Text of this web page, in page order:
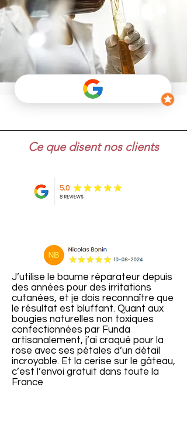
Ce que disent nos clients
J’utilise le baume réparateur depuis
des années pour des irritations
cutanées, et je dois reconnaître que
le résultat est bluffant. Quant aux
bougies naturelles non toxiques
confectionnées par Funda
artisanalement, j’ai craqué pour la
rose avec ses pétales d’un détail
incroyable. Et la cerise sur le gâteau,
c’est l’envoi gratuit dans toute la
France